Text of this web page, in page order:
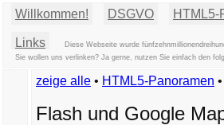
Willkommen! DSGVO HTML5-
Links
Diese Webseite wurde
Sie wollen uns verlinken? Ja gerne, nutzen Sie einfach den
zeige alle • HTML5-Panoramen •
Flash und Google